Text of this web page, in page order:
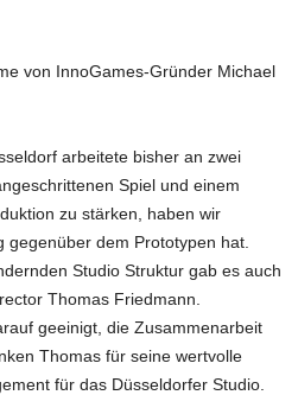
von InnoGames-Gründer Michael
arbeitete bisher an zwei
Spiel und einem
zu stärken, haben wir
gegenüber dem Prototypen hat.
Studio Struktur gab es auch
Thomas Friedmann.
geeinigt, die Zusammenarbeit
Thomas für seine wertvolle
für das Düsseldorfer Studio.